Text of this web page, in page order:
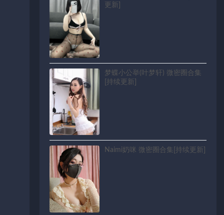
更新]
梦蝶小公举(叶梦轩) 微密圈合集
[持续更新]
Naimi奶咪 微密圈合集[持续更新]